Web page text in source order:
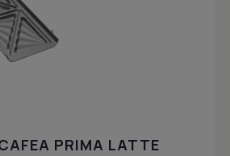
PRIMA LATTE